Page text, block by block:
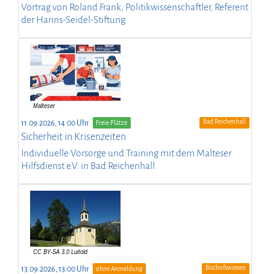
Vortrag von Roland Frank, Politikwissenschaftler, Referent
der Hanns-Seidel-Stiftung
11.09.2026, 14:00 Uhr Freie Plätze Bad Reichenhall
Sicherheit in Krisenzeiten
Individuelle Vorsorge und Training mit dem Malteser
Hilfsdienst e.V. in Bad Reichenhall
13.09.2026, 13:00 Uhr ohne Anmeldung Bischofswiesen